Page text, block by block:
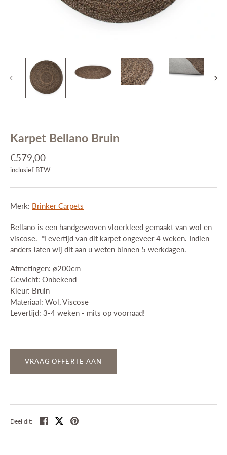
Interieuradvies
Blog
Contact
Karpet Bellano Bruin
€579,00
inclusief BTW
Merk: Brinker Carpets
Bellano is een handgewoven vloerkleed gemaakt van wol en
viscose. *Levertijd van dit karpet ongeveer 4 weken. Indien
anders laten wij dit aan u weten binnen 5 werkdagen.
Afmetingen: ø200cm
Gewicht: Onbekend
Kleur: Bruin
Materiaal: Wol, Viscose
Levertijd: 3-4 weken - mits op voorraad!
VRAAG OFFERTE AAN
Deel dit: Deel TweetPin